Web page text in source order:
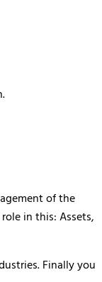
of the
in this: Assets,
Finally you